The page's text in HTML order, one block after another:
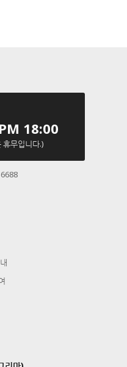
18:00
휴무입니다.)